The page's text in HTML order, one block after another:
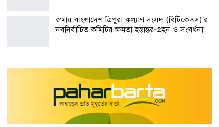
রুমায় বাংলাদেশ ত্রিপুরা কল্যাণ সংসদ (বিটিকেএস)’র
নবনির্বাচিত কমিটির ক্ষমতা হস্তান্তর-গ্রহন ও সংবর্ধনা